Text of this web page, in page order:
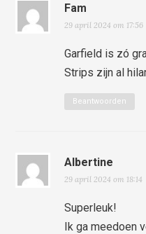
Fam
29 april 2024 om 17:56
Garfield is zó
Strips zijn al
Beantwoorden
Albertine
29 april 2024 om 18:14
Superleuk!
Ik ga meedoen